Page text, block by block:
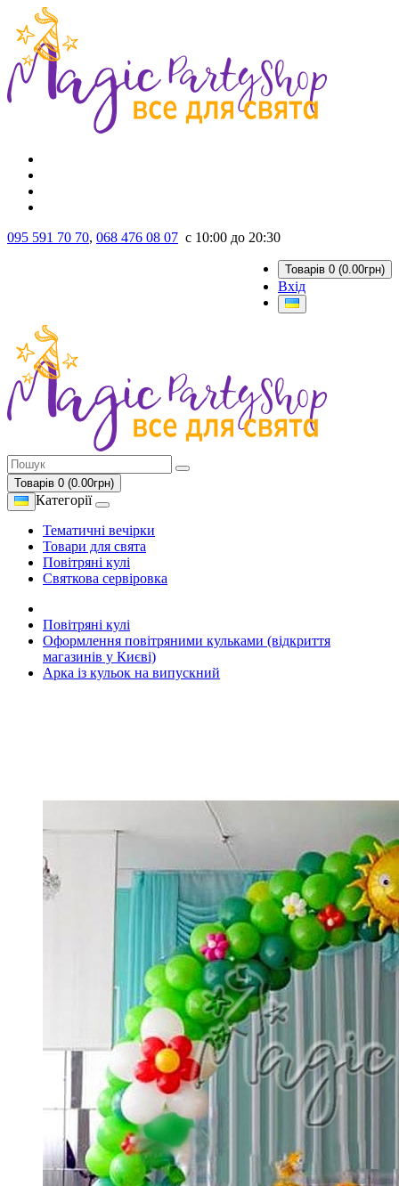
095 591 70 70, 068 476 08 07 с 10:00 до 20:30
Товарів 0 (0.00грн)
Вхід
Товарів 0 (0.00грн)
Категорії
Тематичні вечірки
Товари для свята
Повітряні кулі
Святкова сервіровка
Повітряні кулі
Оформлення повітряними кульками (відкриття
магазинів у Києві)
Арка із кульок на випускний